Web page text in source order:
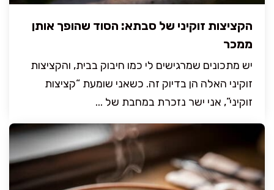
הקציצות זוקיני של סבתא: הסוד שהופך אותן
ממכר
יש מתכונים שמרגישים לי כמו חיבוק בבית, והקציצות
זוקיני האלה הן בדיוק זה. כשאני שומעת “קציצות
זוקיני”, אני ישר נזכרת במחבת של ...